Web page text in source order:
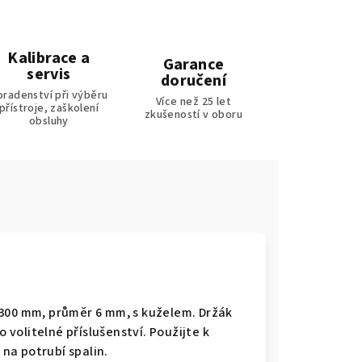
Kalibrace a
servis
při výběru
zaškolení
obsluhy
Garance
doručení
Více než 25 let
zkušeností v oboru
mm, průměr 6 mm, s kuželem. Držák
volitelné příslušenství. Použijte k
potrubí spalin.